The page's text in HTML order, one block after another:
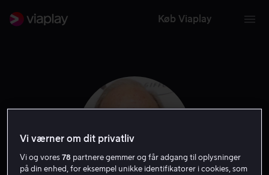
Køb Viaplay
Vi værner om dit privatliv
Vi og vores78 partnere gemmer og får adgang til oplysninger
på din enhed, for eksempel unikke identifikatorer i cookies, som